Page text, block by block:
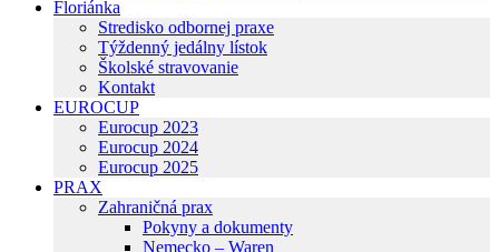
Floriánka
Stredisko odbornej praxe
Týždenný jedálny lístok
Školské stravovanie
Kontakt
EUROCUP
Eurocup 2023
Eurocup 2024
Eurocup 2025
PRAX
Zahraničná prax
Pokyny a dokumenty
Nemecko – Waren